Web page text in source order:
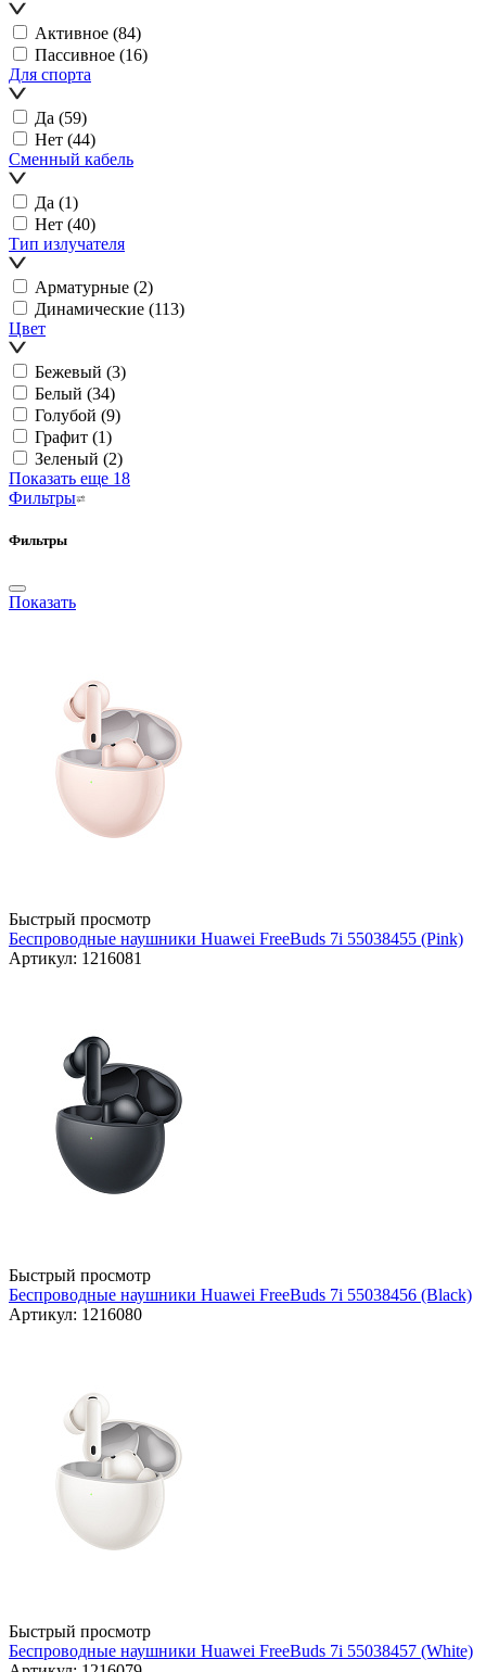
Активное (84)
Пассивное (16)
Для спорта
Да (59)
Нет (44)
Сменный кабель
Да (1)
Нет (40)
Тип излучателя
Арматурные (2)
Динамические (113)
Цвет
Бежевый (3)
Белый (34)
Голубой (9)
Графит (1)
Зеленый (2)
Показать еще 18
Фильтры
Фильтры
Показать
Быстрый просмотр
Беспроводные наушники Huawei FreeBuds 7i 55038455 (Pink)
Артикул: 1216081
Быстрый просмотр
Беспроводные наушники Huawei FreeBuds 7i 55038456 (Black)
Артикул: 1216080
Быстрый просмотр
Беспроводные наушники Huawei FreeBuds 7i 55038457 (White)